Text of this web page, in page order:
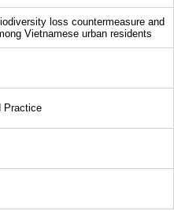
loss countermeasure and
Vietnamese urban residents
Practice